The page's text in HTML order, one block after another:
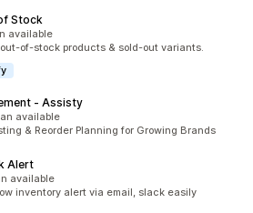
Stock
23
available
of-stock products & sold-out variants.
‑ Assisty
342
available
& Reorder Planning for Growing Brands
Alert
86
available
inventory alert via email, slack easily